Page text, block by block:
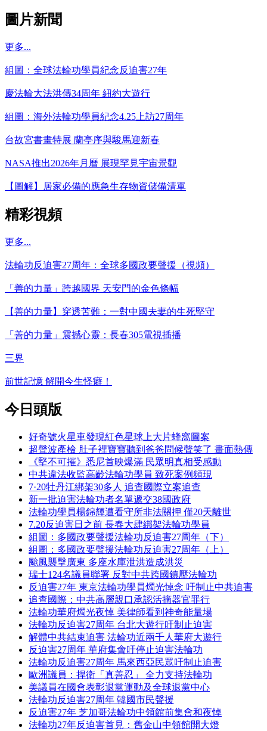
圖片新聞
更多...
組圖：全球法輪功學員紀念反迫害27年
慶法輪大法洪傳34周年 紐約大遊行
組圖：海外法輪功學員紀念4.25上訪27周年
台故宮書畫特展 蘭亭序與駿馬迎新春
NASA推出2026年月曆 展現罕見宇宙景觀
【圖解】居家必備的應急生存物資儲備清單
精彩視頻
更多...
法輪功反迫害27周年：全球多國政要聲援（視頻）
「善的力量」跨越國界 天安門的金色條幅
【善的力量】穿透苦難：一對中國夫妻的生死堅守
「善的力量」震撼心靈：長春305電視插播
三界
前世記憶 解開今生怪癖！
今日頭版
好奇號火星車發現紅色星球上大片蜂窩圖案
超聲波產檢 肚子裡寶寶聽到爸爸問候聲笑了 畫面熱傳
《堅不可摧》悉尼首映爆滿 民眾明真相受感動
中共違法收監高齡法輪功學員 致死案例頻現
7·20牡丹江綁架30多人 追查國際立案追查
新一批迫害法輪功者名單遞交38國政府
法輪功學員楊錦輝遭看守所非法關押 僅20天離世
7.20反迫害日之前 長春大肆綁架法輪功學員
組圖：多國政要聲援法輪功反迫害27周年（下）
組圖：多國政要聲援法輪功反迫害27周年（上）
颱風襲擊廣東 多座水庫泄洪造成洪災
瑞士124名議員聯署 反對中共跨國鎮壓法輪功
反迫害27年 東京法輪功學員燭光悼念 吁制止中共迫害
追查國際：中共高層親口承認活摘器官罪行
法輪功華府燭光夜悼 美律師看到神奇能量場
法輪功反迫害27周年 台北大遊行吁制止迫害
解體中共結束迫害 法輪功近兩千人華府大遊行
反迫害27周年 華府集會吁停止迫害法輪功
法輪功反迫害27周年 馬來西亞民眾吁制止迫害
歐洲議員：捍衛「真善忍」 全力支持法輪功
美議員在國會表彰退黨運動及全球退黨中心
法輪功反迫害27周年 韓國市民聲援
反迫害27年 芝加哥法輪功中領館前集會和夜悼
法輪功27年反迫害首見：舊金山中領館開大燈